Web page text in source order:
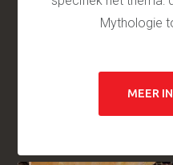
Mythologie
MEER